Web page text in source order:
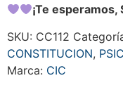
¡Te
SKU: CC112
CONSTITUCION,
Marca: CIC